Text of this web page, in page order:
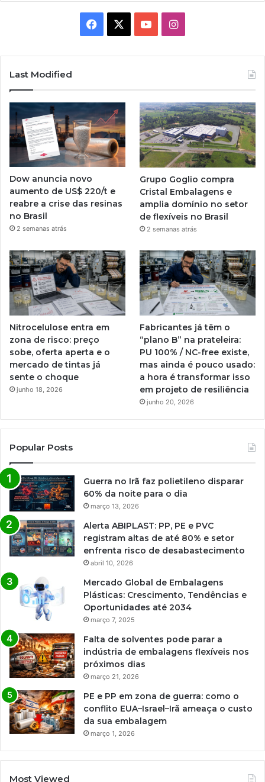
Facebook YouTubeInstagram
Last Modified
Dow anuncia novo
aumento de US$ 220/t e
reabre a crise das resinas
no Brasil
2 semanas atrás
Grupo Goglio compra
Cristal Embalagens e
amplia domínio no setor
de flexíveis no Brasil
2 semanas atrás
Nitrocelulose entra em
zona de risco: preço
sobe, oferta aperta e o
mercado de tintas já
sente o choque
junho 18, 2026
Fabricantes já têm o
“plano B” na prateleira:
PU 100% / NC-free existe,
mas ainda é pouco usado:
a hora é transformar isso
em projeto de resiliência
junho 20, 2026
Popular Posts
Guerra no Irã faz polietileno disparar
60% da noite para o dia
março 13, 2026
Alerta ABIPLAST: PP, PE e PVC
registram altas de até 80% e setor
enfrenta risco de desabastecimento
abril 10, 2026
Mercado Global de Embalagens
Plásticas: Crescimento, Tendências e
Oportunidades até 2034
março 7, 2025
Falta de solventes pode parar a
indústria de embalagens flexíveis nos
próximos dias
março 21, 2026
PE e PP em zona de guerra: como o
conflito EUA–Israel–Irã ameaça o custo
da sua embalagem
março 1, 2026
Most Viewed